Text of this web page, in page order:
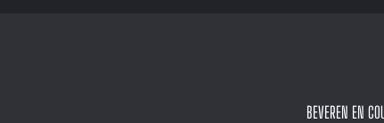
BEVEREN EN